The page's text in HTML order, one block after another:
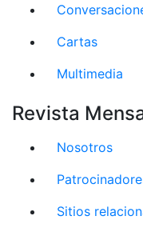
Cartas
Multimedia
Revista
Nosotros
Sitios